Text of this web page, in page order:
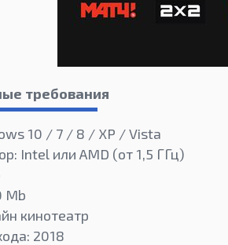
требования
10 / 7 / 8 / XP / Vista
Intel или AMD (от 1,5 ГГц)
Mb
кинотеатр
2018